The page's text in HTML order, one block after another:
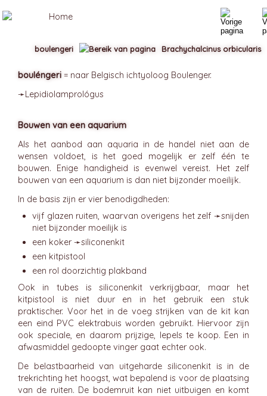
bouléngeri = naar Belgisch ichtyoloog Boulenger.
➛Lepidiolamprológus
Bouwen van een aquarium
Als het aanbod aan aquaria in de handel niet aan de
wensen voldoet, is het goed mogelijk er zelf één te
bouwen. Enige handigheid is evenwel vereist. Het zelf
bouwen van een aquarium is dan niet bijzonder moeilijk.
In de basis zijn er vier benodigdheden:
vijf glazen ruiten, waarvan overigens het zelf ➛snijden
niet bijzonder moeilijk is
een koker ➛siliconenkit
een kitpistool
een rol doorzichtig plakband
Ook in tubes is siliconenkit verkrijgbaar, maar het
kitpistool is niet duur en in het gebruik een stuk
praktischer. Voor het in de voeg strijken van de kit kan
een eind PVC elektrabuis worden gebruikt. Hiervoor zijn
ook speciale, en daarom prijzige, lepels te koop. Een in
afwasmiddel gedoopte vinger gaat echter ook.
De belastbaarheid van uitgeharde siliconenkit is in de
trekrichting het hoogst, wat bepalend is voor de plaatsing
van de ruiten. De bodemruit kan niet uitbuigen en komt
boulengeri Brachychalcinus orbicularis